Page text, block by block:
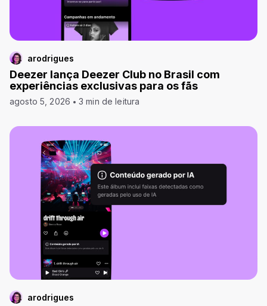
arodrigues
Deezer lança Deezer Club no Brasil com
experiências exclusivas para os fãs
agosto 5, 2026 3 min de leitura
arodrigues